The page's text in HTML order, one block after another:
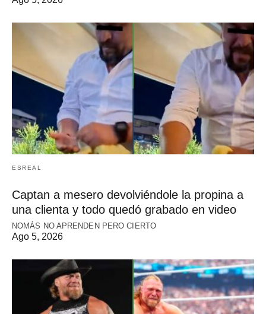
ESREAL
Captan a mesero devolviéndole la propina a
una clienta y todo quedó grabado en video
NOMÁS NO APRENDEN PERO CIERTO
Ago 5, 2026